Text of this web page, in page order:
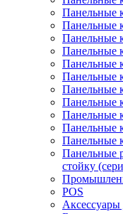
Панельные
Панельные
Панельные
Панельные
Панельные
Панельные
Панельные
Панельные
Панельные
Панельные
Панельные
Панельные
стойку
POS